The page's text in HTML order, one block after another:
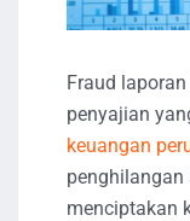
Fraud
penyajian
keuangan
penghilangan
menciptakan